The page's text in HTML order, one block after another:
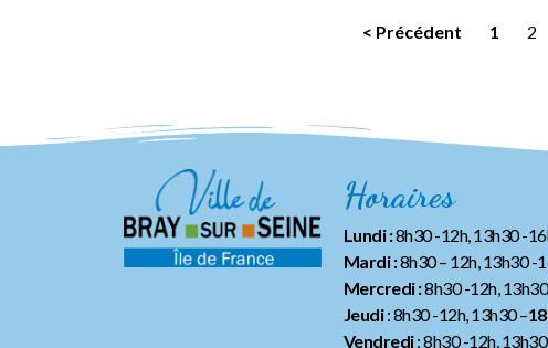
< Précédent 1 2
Horaires
Lundi :8h30 -12h, 13h30 -
Mardi :8h30 – 12h, 13h30 -
Mercredi :8h30 -12h,
Jeudi: 8h30 -12h, 13h30 –
Vendredi: 8h30 -12h, 13h30